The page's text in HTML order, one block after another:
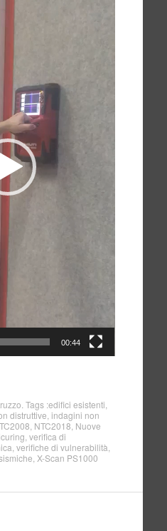
00:44
. Tags :edifici esistenti
distruttive indagini non
NTC2018 Nuove
verifica di
verifiche di vulnerabilità
X-Scan PS1000